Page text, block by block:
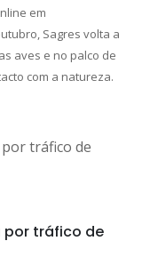
em
Sagres volta a
aves e no palco de
com a natureza.
por tráfico de